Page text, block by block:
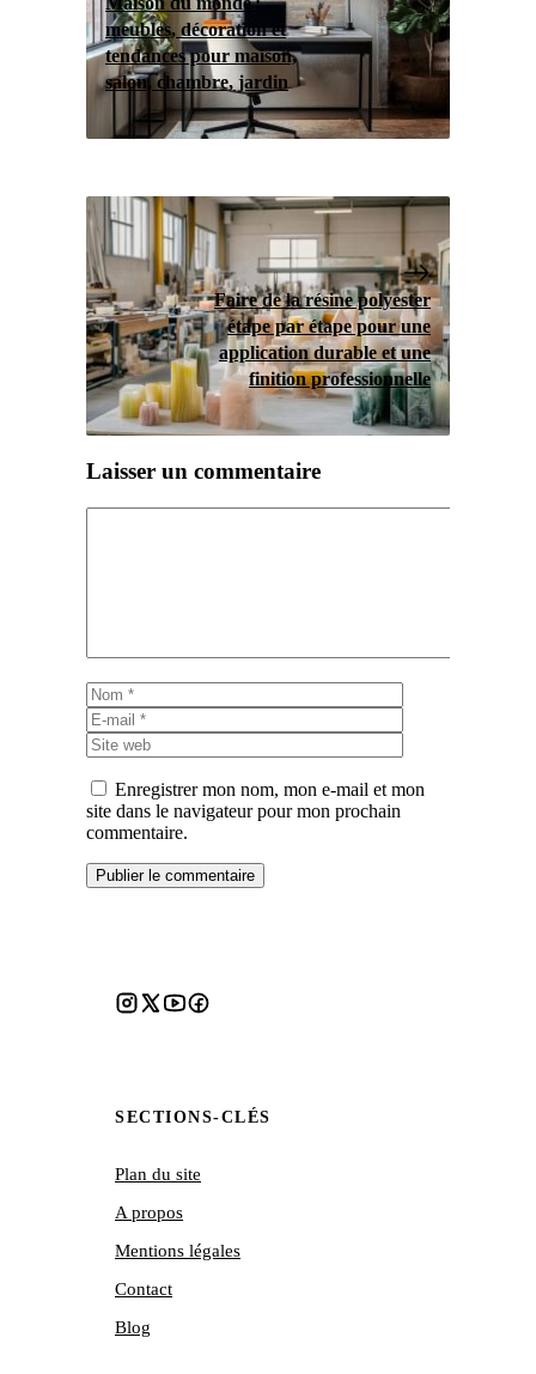
meubles, décoration et
tendances pour maison,
salon, chambre, jardin
Faire de la résine polyester
étape par étape pour une
application durable et une
finition professionnelle
Laisser un commentaire
Nom
mail
web
Enregistrer mon nom, mon e-mail et mon
site dans le navigateur pour mon prochain
commentaire.
SECTIONS-CLÉS
Plan du site
A propos
Mentions légales
Contact
Blog